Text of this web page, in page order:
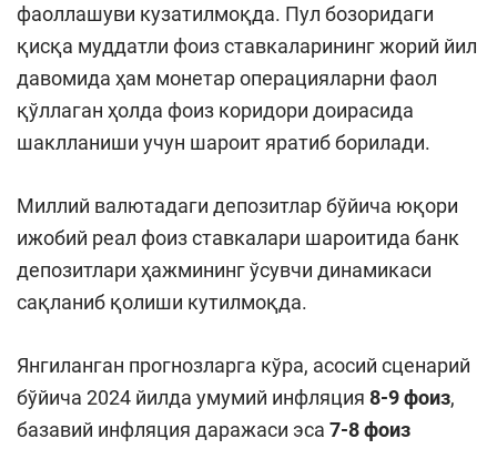
фаоллашуви кузатилмоқда. Пул бозоридаги
қисқа муддатли фоиз ставкаларининг жорий йил
давомида ҳам монетар операцияларни фаол
қўллаган ҳолда фоиз коридори доирасида
шаклланиши учун шароит яратиб борилади.
Миллий валютадаги депозитлар бўйича юқори
ижобий реал фоиз ставкалари шароитида банк
депозитлари ҳажмининг ўсувчи динамикаси
сақланиб қолиши кутилмоқда.
Янгиланган прогнозларга кўра, асосий сценарий
бўйича 2024 йилда умумий инфляция 8-9 фоиз,
базавий инфляция даражаси эса 7-8 фоиз